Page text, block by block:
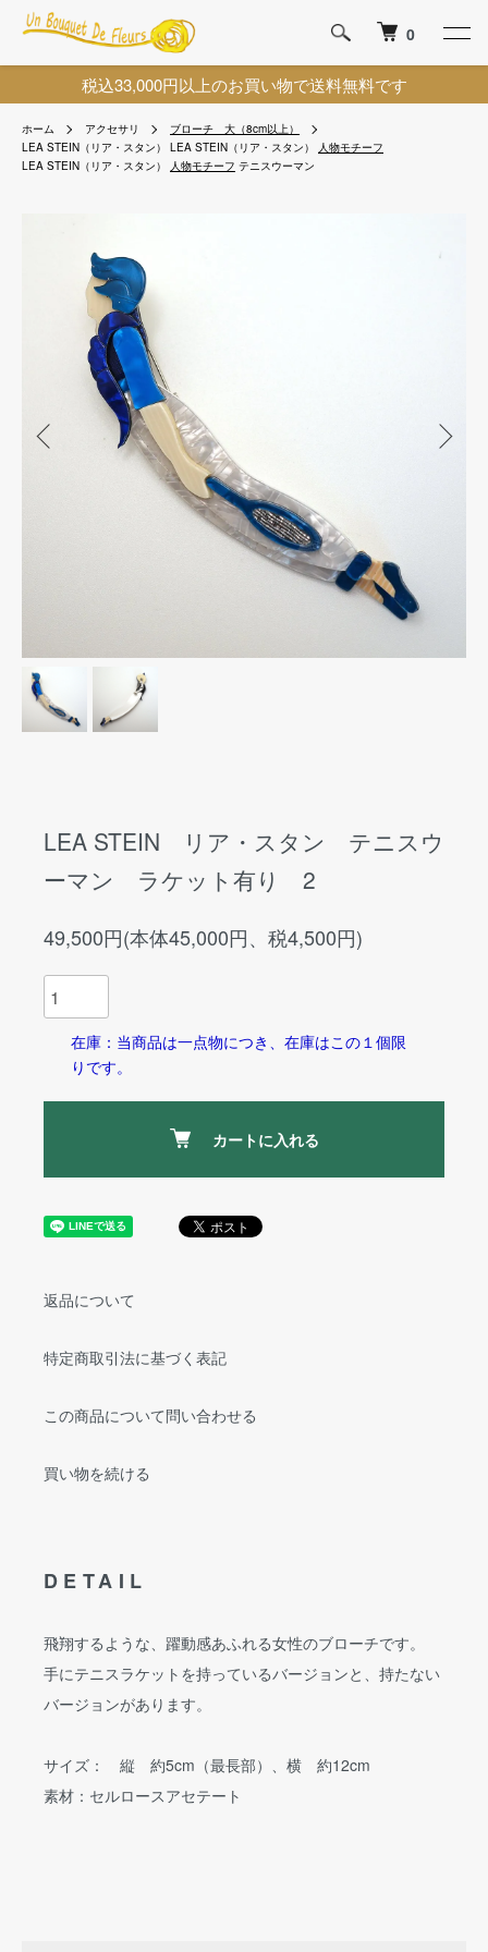
税込33,000円以上のお買い物で送料無料です
0
ホーム アクセサリ
ブローチ 大（8cm以上）
LEA STEIN（リア・スタン）
LEA STEIN（リア・スタン）
人物モチーフ
LEA STEIN（リア・スタン）
人物モチーフ テニスウーマン
LEA STEIN リア・スタン テニスウ
ーマン ラケット有り 2
49,500円(本体45,000円、税4,500円)
在庫：当商品は一点物につき、在庫はこの１個限
りです。
カートに入れる
返品について
特定商取引法に基づく表記
この商品について問い合わせる
買い物を続ける
DETAIL
飛翔するような、躍動感あふれる女性のブローチです。
手にテニスラケットを持っているバージョンと、持たない
バージョンがあります。
サイズ： 縦 約5cm（最長部）、横 約12cm
素材：セルロースアセテート